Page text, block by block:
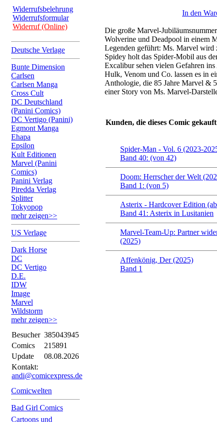
Widerrufsbelehrung
Widerrufsformular
Widerruf (Online)
Deutsche Verlage
Bunte Dimension
Carlsen
Carlsen Manga
Cross Cult
DC Deutschland
(Panini Comics)
DC Vertigo (Panini)
Egmont Manga
Ehapa
Epsilon
Kult Editionen
Marvel (Panini
Comics)
Panini Verlag
Piredda Verlag
Splitter
Tokyopop
mehr zeigen>>
US Verlage
Dark Horse
DC
DC Vertigo
D.E.
IDW
Image
Marvel
Wildstorm
mehr zeigen>>
Besucher 385043945
Comics
215891
Update
08.08.2026
Kontakt:
andi@comicexpress.de
Comicwelten
Bad Girl Comics
Cartoons und
In den
Die große Marvel-
Wolverine und Deadpool in einem
Legenden geführt: Ms. Marvel wird
Spidey holt das Spider-Mobil aus
Excalibur sehen vielen Gefahren
Hulk, Venom und Co. lassen es in
Anthologie, die 85 Jahre Marvel &
einer Story von Ms. Marvel-
Kunden, die dieses Comic
Spider-Man - Vol. 6 (2023-
Band 40: (von 42)
Doom: Herrscher der Welt
Band 1: (von 5)
Asterix - Hardcover Edition
Band 41: Asterix in Lusitanien
Marvel-Team-Up: Partner
(2025)
Affenkönig, Der (2025)
Band 1